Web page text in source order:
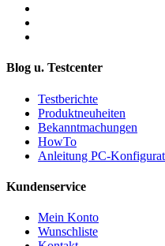
Blog u. Testcenter
Testberichte
Produktneuheiten
Bekanntmachungen
HowTo
Anleitung PC-
Kundenservice
Mein Konto
Wunschliste